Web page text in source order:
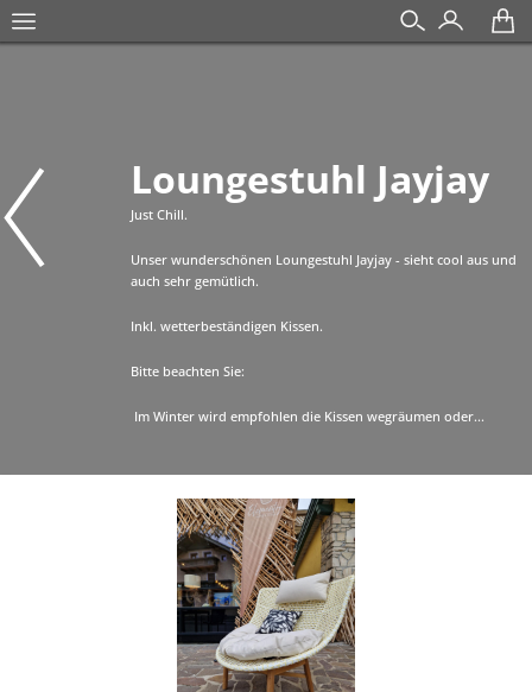
Loungestuhl Jayjay
Just Chill.
Unser wunderschönen Loungestuhl Jayjay - sieht cool aus und
auch sehr gemütlich.
Inkl. wetterbeständigen Kissen.
Bitte beachten Sie:
Im Winter wird empfohlen die Kissen wegräumen oder...